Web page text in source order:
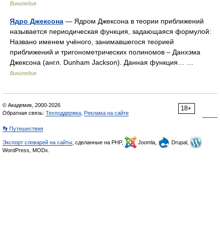
Википедия
Ядро Джексона — Ядром Джексона в теории приближений
называется периодическая функция, задающаяся формулой:
Названо именем учёного, занимавшегося теорией
приближений и тригонометрических полиномов – Данхэма
Джексона (англ. Dunham Jackson). Данная функция… …
Википедия
18+
© Академик, 2000-2026
Обратная связь: Техподдержка Реклама на сайте
👣 Путешествия
Экспорт словарей на сайты , сделанные на PHP, Joomla,
Drupal,
WordPress, MODx.